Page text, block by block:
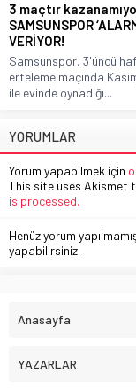
3 maçtır
SAMSUNSPOR
VERİYOR!
Samsunspor, 3'üncü
erteleme maçında
ile evinde oynadığı...
YORUMLAR
Yorum yapabilmek için
This site uses Akismet
is processed.
Henüz yorum
yapabilirsiniz.
Anasayfa
YAZARLAR